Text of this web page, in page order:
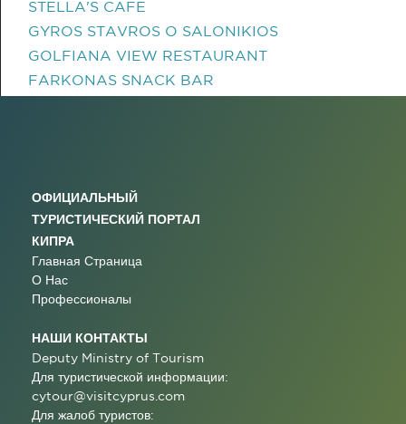
STELLA'S CAFE
GYROS STAVROS O SALONIKIOS
GOLFIANA VIEW RESTAURANT
FARKONAS SNACK BAR
ОФИЦИАЛЬНЫЙ
ТУРИСТИЧЕСКИЙ ПОРТАЛ
КИПРА
Главная Страница
О Нас
Профессионалы
НАШИ КОНТАКТЫ
Deputy Ministry of Tourism
Для туристической информации:
cytour@visitcyprus.com
Для жалоб туристов: